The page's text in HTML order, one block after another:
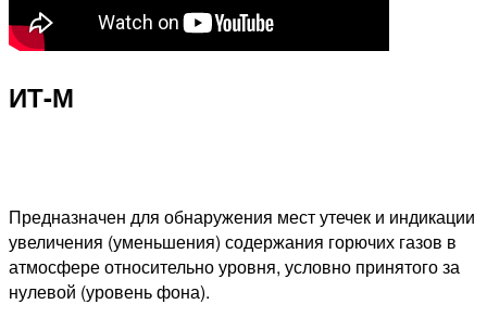
ИТ-М
Предназначен для обнаружения мест утечек и индикации
увеличения (уменьшения) содержания горючих газов в
атмосфере относительно уровня, условно принятого за
нулевой (уровень фона).